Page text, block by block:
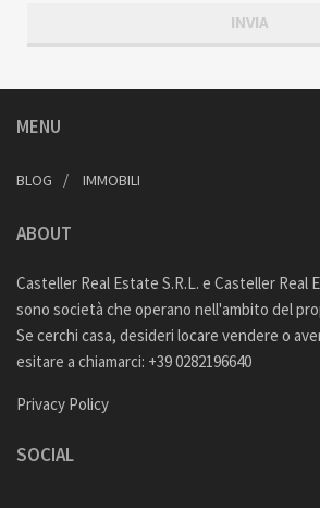
MENU
BLOG IMMOBILI
ABOUT
Casteller Real Estate S.R.L. e Casteller Real
sono società che operano nell'ambito del
Se cerchi casa, desideri locare vendere o
esitare a chiamarci: +39 0282196640
Privacy Policy
SOCIAL